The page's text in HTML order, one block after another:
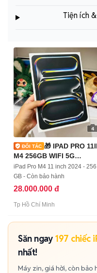
Tiện ích
4
🎁 IPAD PRO
M4 256GB WIFI 5G
NEWSEAL MỚI 100%
iPad Pro M4 11 inch 2024 - 256
GB - Còn bảo hành
28.000.000 đ
Tp Hồ Chí Minh
Săn ngay 197 chiếc
nhất!
Máy zin, giá hời, còn bảo